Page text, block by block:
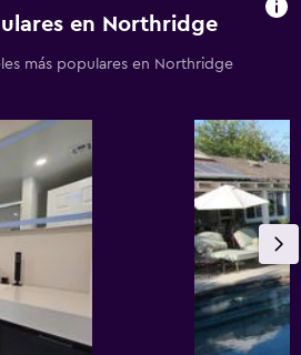
en Northridge
más populares en Northridge